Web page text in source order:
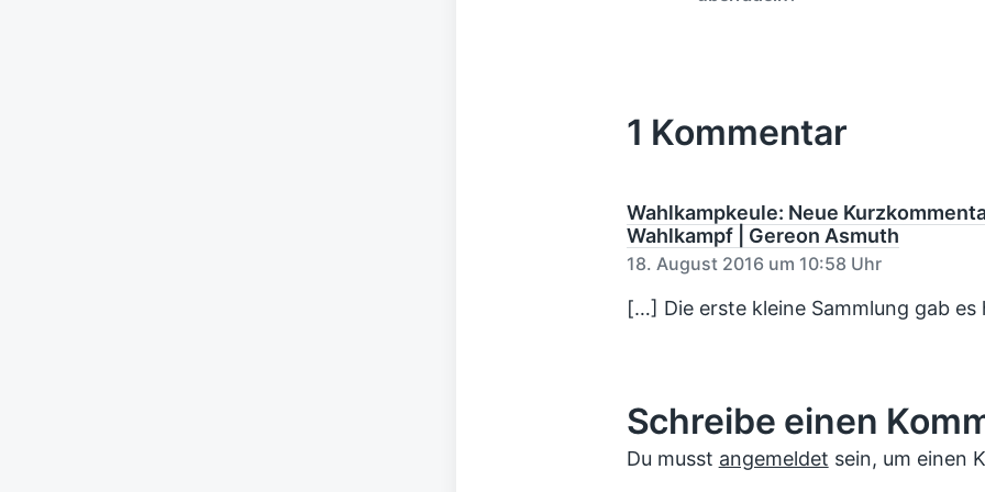
g
s
a
t
u
n
g
e
e
i
a
g
1 Kommentar
Wahlkampkeule: Neue
Wahlkampf | Gereon Asmuth
18. August 2016 um 10:58 Uhr
[…] Die erste kleine Sammlung gab
Schreibe einen
Du musst angemeldet sein, um einen